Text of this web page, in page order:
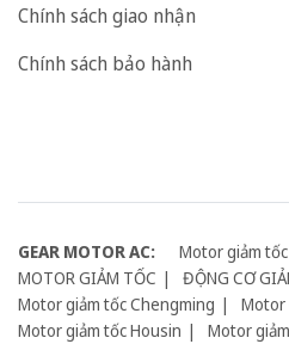
Chính sách giao nhận
Chính sách bảo hành
GEAR MOTOR AC:
Motor giảm
MOTOR GIẢM TỐC
ĐỘNG CƠ
Motor giảm tốc Chengming
Motor
Motor giảm tốc Housin
Motor